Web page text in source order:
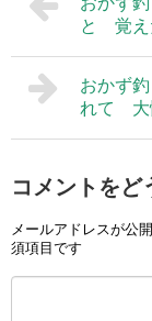
と 覚え
おかず
れて 大
コメントをど
メールアドレスが公
須項目です